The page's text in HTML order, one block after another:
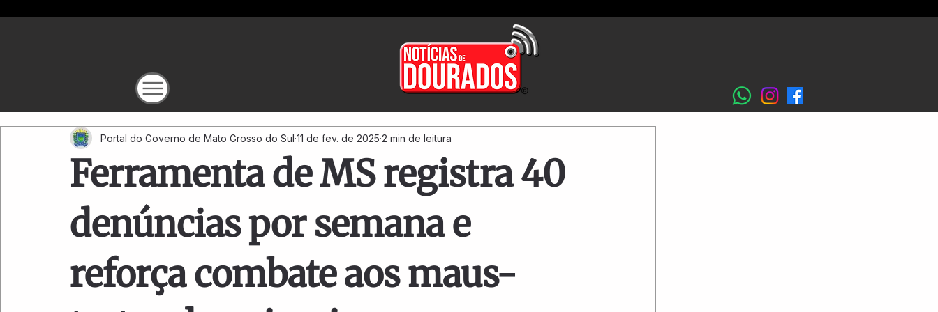
Ferramenta de MS registra 40
denúncias por semana e
reforça combate aos maus-
Portal do Governo de Mato Grosso do Sul 11 de fev. de 2025 2 min de leitura